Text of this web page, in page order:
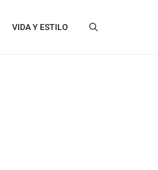
VIDA Y ESTILO